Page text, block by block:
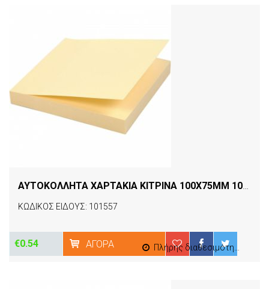
ΚΩΔΙΚΟΣ ΕΙΔΟΥΣ: 101557
€0.54 ΑΓΟΡΆ Πλήρης διαθεσιμότητα